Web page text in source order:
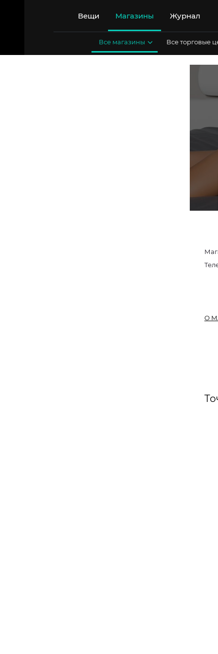
Вещи Магазины Журнал
Все магазины Все торговые
О